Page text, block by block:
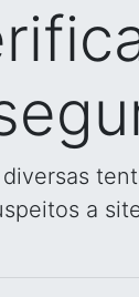
a